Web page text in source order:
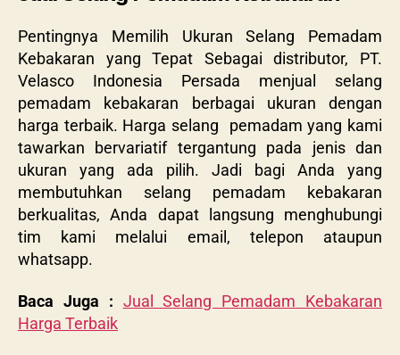
Pentingnya Memilih Ukuran Selang Pemadam
Kebakaran yang Tepat Sebagai distributor, PT.
Velasco Indonesia Persada menjual selang
pemadam kebakaran berbagai ukuran dengan
harga terbaik. Harga selang pemadam yang kami
tawarkan bervariatif tergantung pada jenis dan
ukuran yang ada pilih. Jadi bagi Anda yang
membutuhkan selang pemadam kebakaran
berkualitas, Anda dapat langsung menghubungi
tim kami melalui email, telepon ataupun
whatsapp.
Baca Juga : Jual Selang Pemadam Kebakaran
Harga Terbaik